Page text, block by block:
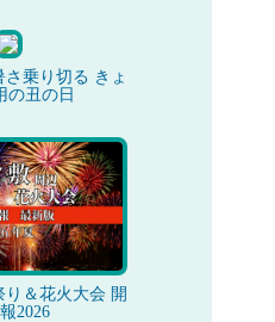
乗り切る きょ
の丑の日
＆花火大会 開
2026